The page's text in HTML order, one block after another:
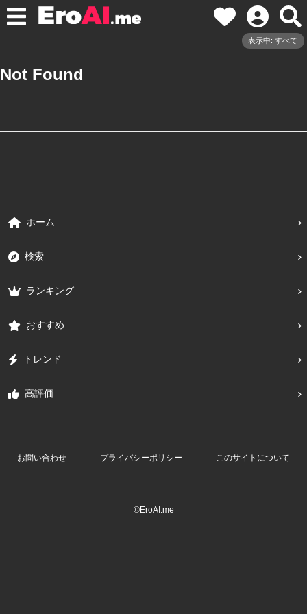
表示中: すべて
Not Found
ホーム
検索
ランキング
おすすめ
トレンド
高評価
お問い合わせ プライバシーポリシー このサイトについて
©EroAI.me